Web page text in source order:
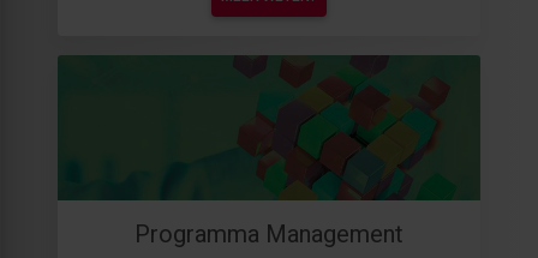
Programma Management